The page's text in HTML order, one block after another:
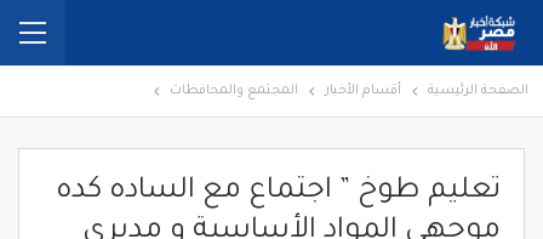
الصفحة الرئيسية أقسام الأخبار المجتمع والمحافظات
تعليم طوخ ” اجتماع مع الساده كده
موجهي المواد الأساسية و مديرى